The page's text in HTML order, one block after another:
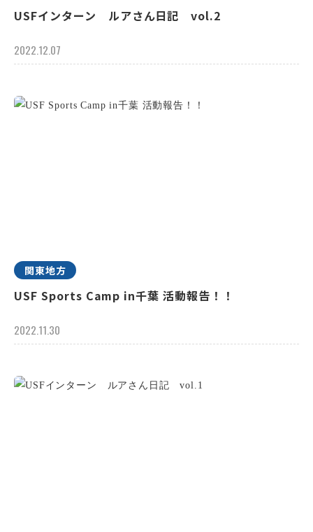
USFインターン ルアさん日記 vol.2
2022.12.07
関東地方
USF Sports Camp in千葉 活動報告！！
2022.11.30